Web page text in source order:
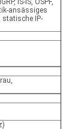
IS-IS, OSPF,
ansässiges
statische IP-